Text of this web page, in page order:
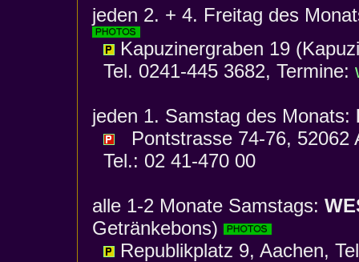
jeden 2. + 4. Freitag des
Kapuzinergraben 19
Tel. 0241-445 3682, Termine:
jeden 1. Samstag des Monats:
Pontstrasse 74-76, 52062
Tel.: 02 41-470 00
alle 1-2 Monate Samstags:
Getränkebons)
Republikplatz 9, Aachen,